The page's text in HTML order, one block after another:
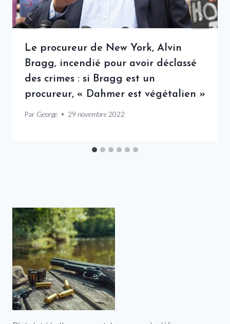
Le procureur de New York, Alvin
Bragg, incendié pour avoir déclassé
des crimes : si Bragg est un
procureur, « Dahmer est végétalien »
Par George 29 novembre 2022